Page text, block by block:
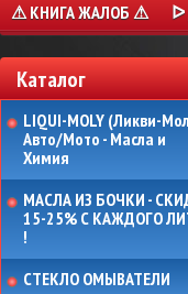
⚠ КНИГА ЖАЛОБ ⚠
ᐅ
Каталог
LIQUI-MOLY (Ликви-
Авто/Мото - Масла и
Химия
МАСЛА ИЗ БОЧКИ -
15-25% С КАЖДОГО
!
СТЕКЛО ОМЫВАТЕЛИ